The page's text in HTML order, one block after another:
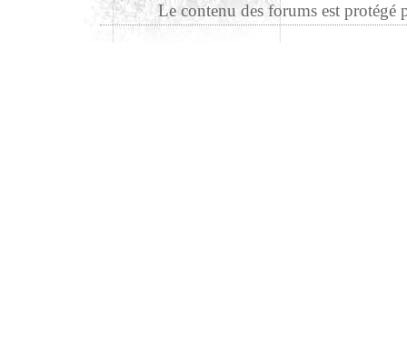
Le contenu des forums est protégé